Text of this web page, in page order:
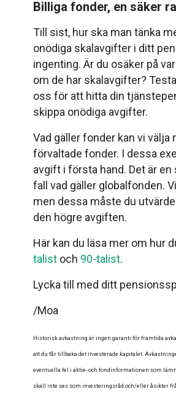
Billiga fonder, en säker
Till sist, hur ska man tänka
onödiga skalavgifter i ditt
ingenting. Är du osäker på
om de har skalavgifter?
oss för att hitta din
skippa onödiga avgifter.
Vad gäller fonder kan vi
förvaltade fonder. I dessa
avgift i första hand. Det är
fall vad gäller globalfonden.
men dessa måste du
den högre avgiften.
Här kan du läsa mer om hur
talistoch 90-talist.
Lycka till med ditt
/Moa
Historisk avkastning är ingen garanti för framtida
att du får tillbaka det investerade kapitalet.
eventuella fel i aktie- och fondinformationen som
skall inte ses som investeringsråd och/eller åsikter